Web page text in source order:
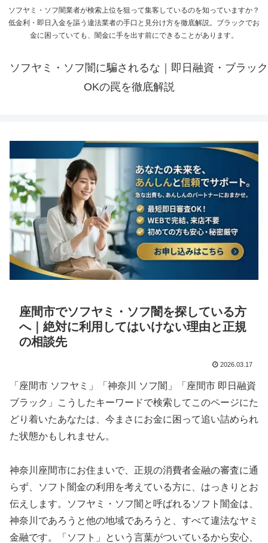
ソフヤミ・ソフ闇業者が検索上位を狙って集客しているのを知っていますか？
低金利・即日入金を謳う違法業者の手口と見分け方を徹底解説。ブラックでお
金に困っていても、闇金に手を出す前にできることがあります。
ソフヤミ・ソフ闇に騙されるな｜即日融資・ブラック
OKの罠を徹底解説
座間市でソフヤミ・ソフ闇を探している方
へ｜絶対に利用してはいけない理由と正規
の相談先
2026.03.17
「座間市 ソフヤミ」「神奈川 ソフ闇」「座間市 即日融資
ブラック」こうしたキーワードで検索してこのページにた
どり着いたあなたは、今まさにお金に困って追い詰められ
た状態かもしれません。
神奈川座間市にお住まいで、正規の消費者金融の審査に通
らず、ソフト闇金の利用を考えている方に、はっきりとお
伝えします。ソフヤミ・ソフ闇と呼ばれるソフト闇金は、
神奈川であろうと他の地域であろうと、すべて違法なヤミ
金融です。「ソフト」という言葉がついているから安心、